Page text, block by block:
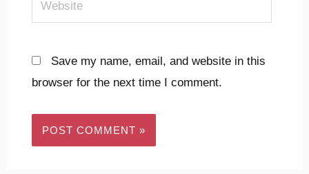
Save my name, email, and website in this
browser for the next time I comment.